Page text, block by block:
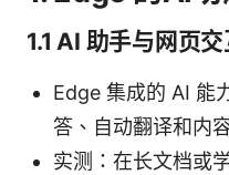
1.1 AI 助手与网页交
Edge 集成的 AI 能
答、自动翻译和内
实测：在长文档或